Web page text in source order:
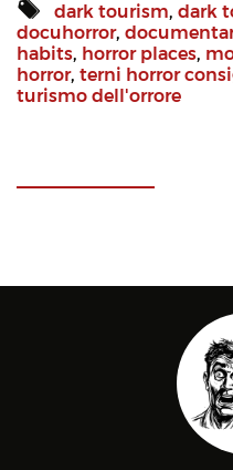
dark tourism, dark
docuhorror,
habits, horror places,
horror, terni horror
turismo dell'orrore